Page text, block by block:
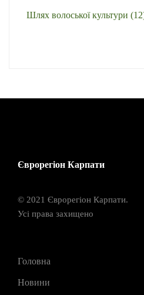
Шлях волоської культури
Єврорегіон Карпати
© 2021 Єврорегіон Карпати.
Усі права захищено
Головна
Новини